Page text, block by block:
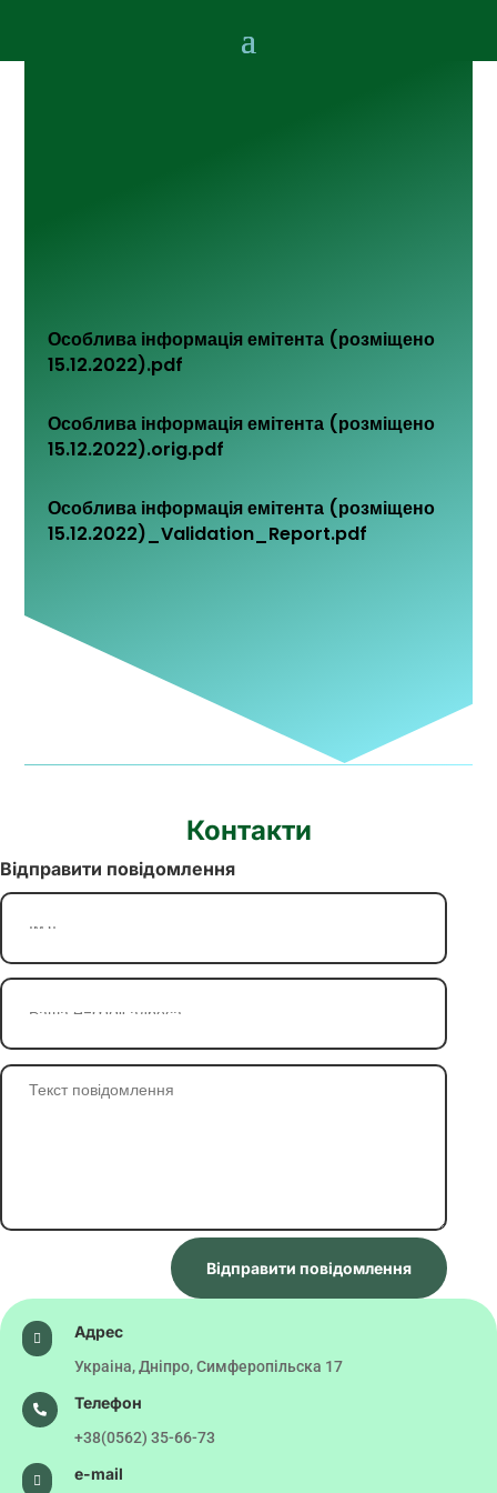
Особлива інформація емітента (розміщено
15.12.2022).pdf
Особлива інформація емітента (розміщено
15.12.2022).orig.pdf
Особлива інформація емітента (розміщено
15.12.2022)_Validation_Report.pdf
Контакти
Відправити повідомлення
Відправити повідомлення
 Адрес
Украіна, Дніпро, Симферопільска 17
 Телефон
+38(0562) 35-66-73
 e-mail